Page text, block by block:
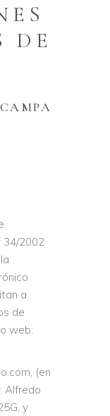
DE
34/2002
a
de
web:
(en
Alfredo
y